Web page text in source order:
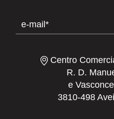
Centro
R. D.
e
3810-498